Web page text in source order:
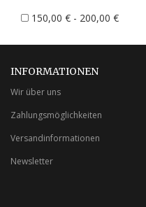
150,00 € - 200,00 €
INFORMATIONEN
Wir über uns
Zahlungsmöglichkeiten
Versandinformationen
Newsletter